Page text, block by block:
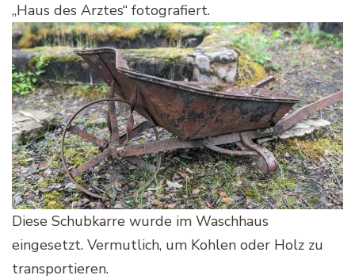
„Haus des Arztes“ fotografiert.
Diese Schubkarre wurde im Waschhaus
eingesetzt. Vermutlich, um Kohlen oder Holz zu
transportieren.